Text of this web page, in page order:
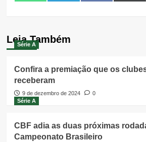
Leia Também
Série A
Confira a premiação que os
receberam
9 de dezembro de 2024
0
Série A
CBF adia as duas próximas
Campeonato Brasileiro